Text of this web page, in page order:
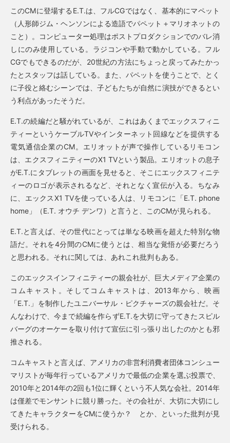
このCMに登場するE.T.は、フルCGではなく、基本的にマペット
（人形師ジム・ヘンソンによる造語でパペット＋マリオネットの
こと）。コンピューター処理はポストプロダクションでのバレ消
しにのみ使用している。ラジコンや手動で動かしている。フル
CGでもできるのだが、20世紀の方法にちょっと戻ってみたかっ
たとスタッフは話している。また、パペットを使うことで、とく
に子役と絡むシーンでは、子どもたちが自然に演技ができるとい
う利点があったそうだ。
E.T.の続編だと騒がれているが、これはあくまでエックスフィニ
ティーというケーブルTVやインターネット回線などを提供する
電気通信企業のCM。エリオットが声で操作しているリモコン
は、エクスフィニティーのX1 TVという製品。エリオットの息子
がE.T.にタブレットの画面を見せると、そこにエックスフィニテ
ィーのロゴが表示されるなど、それとなく宣伝が入る。ちなみ
に、エックスX1 TVを使っている人は、リモコンに「E.T. phone
home」（E.T. オウチ デンワ）と言うと、このCMが見られる。
E.T.と言えば、その世代にとっては単なる映画を超えた特別な物
語だ。それを4分間のCMに使うとは、相当な覚悟が必要だろう
と思われる。それに関しては、あれこれ批判もある。
このエックスインフィニティーの親会社が、巨大メディア企業の
コムキャスト。そしてコムキャストは、2013年から、映画
「E.T.」を制作したユニバーサル・ピクチャーズの親会社だ。そ
んなわけで、今まで続編を作らずE.T.を大切に守ってきたスピル
バーグのオーケーを取り付けて宣伝に引っ張り出したのかとも邪
推される。
コムキャストと言えば、アメリカの非営利消費者団体コンシュー
マリストが毎年行っているアメリカで最低の企業を選ぶ投票で、
2010年と2014年の2回も1位に輝くという不人気な会社。2014年
は僅差でモンサントに競り勝った。その会社が、大切に大切にし
てきたキャラクターをCMに使うか？ とか、といった批判が見
受けられる。